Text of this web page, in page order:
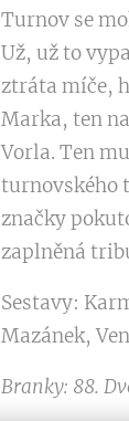
Turnov se
Už, už to
ztráta míče,
Marka, ten
Vorla. Ten
turnovského
značky
zaplněná
Sestavy:
Mazánek,
Branky: 88.